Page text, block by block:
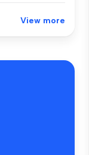
View more